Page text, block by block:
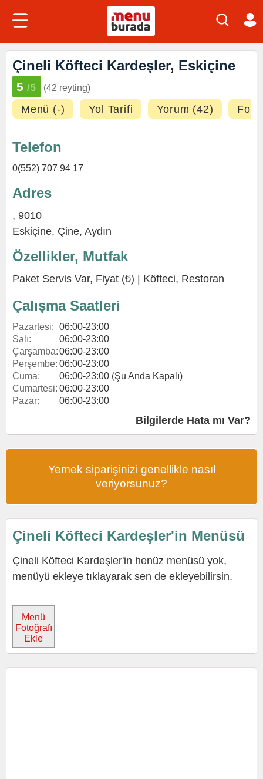
Çineli Köfteci Kardeşler, Eskiçine
5 /5 (42 reyting)
Menü (-) Yol Tarifi Yorum (42)
Telefon
0(552) 707 94 17
Adres
, 9010
Eskiçine, Çine, Aydın
Özellikler, Mutfak
Paket Servis Var, Fiyat (₺) | Köfteci, Restoran
Çalışma Saatleri
Pazartesi: 06:00-23:00
Salı:
06:00-23:00
Çarşamba:06:00-23:00
Perşembe: 06:00-23:00
Cuma:
06:00-23:00 (Şu Anda Kapalı)
Cumartesi: 06:00-23:00
Pazar:
06:00-23:00
Bilgilerde Hata mı Var?
Yemek siparişinizi genellikle nasıl
veriyorsunuz?
Çineli Köfteci Kardeşler'in Menüsü
Çineli Köfteci Kardeşler'in henüz menüsü yok,
menüyü ekleye tıklayarak sen de ekleyebilirsin.
Menü
Fotoğrafı
Ekle